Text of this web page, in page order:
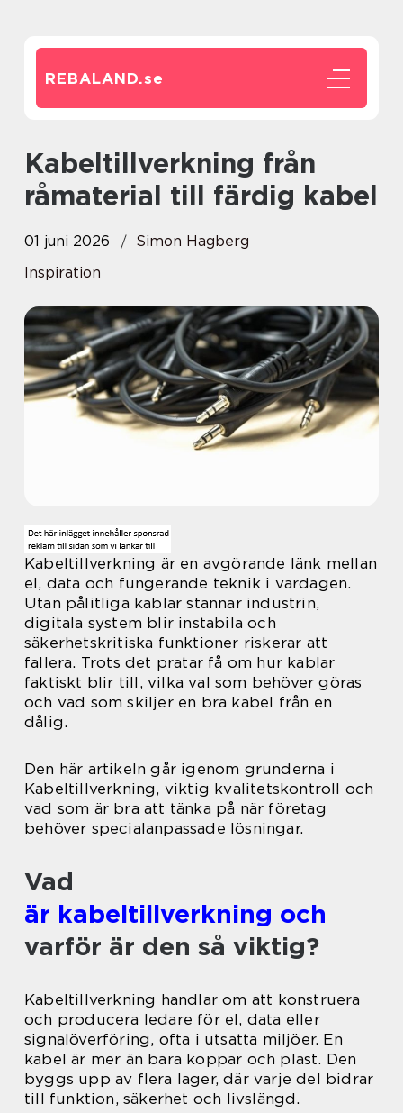
REBALAND.se
Kabeltillverkning från
råmaterial till färdig kabel
01 juni 2026
Simon Hagberg
Inspiration
Kabeltillverkning är en avgörande länk mellan
el, data och fungerande teknik i vardagen.
Utan pålitliga kablar stannar industrin,
digitala system blir instabila och
säkerhetskritiska funktioner riskerar att
fallera. Trots det pratar få om hur kablar
faktiskt blir till, vilka val som behöver göras
och vad som skiljer en bra kabel från en
dålig.
Den här artikeln går igenom grunderna i
Kabeltillverkning, viktig kvalitetskontroll och
vad som är bra att tänka på när företag
behöver specialanpassade lösningar.
Vad
är kabeltillverkning och
varför är den så viktig?
Kabeltillverkning handlar om att konstruera
och producera ledare för el, data eller
signalöverföring, ofta i utsatta miljöer. En
kabel är mer än bara koppar och plast. Den
byggs upp av flera lager, där varje del bidrar
till funktion, säkerhet och livslängd.